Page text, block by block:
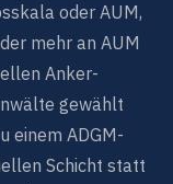
oder AUM,
mehr an AUM
Anker-
gewählt
einem ADGM-
Schicht statt